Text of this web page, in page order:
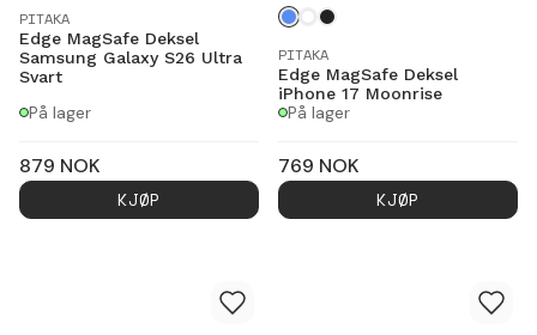
PITAKA
Edge MagSafe Deksel
Samsung Galaxy S26 Ultra
Svart
På lager
879 NOK
KJØP
PITAKA
Edge MagSafe Deksel
iPhone 17 Moonrise
På lager
769 NOK
KJØP